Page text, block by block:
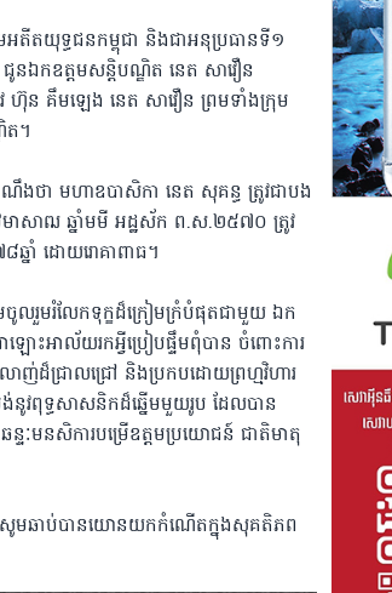
តីតយុទ្ធជនកម្ពុជា និងជាអនុប្រធានទី១
ជូនឯកឧត្តមសន្តិបណ្ឌិត នេត សាវឿន
វ ហ៊ុន គឹមឡេង នេត សាវឿន ព្រមទាំងក្រុម
ត។
ងថា មហាឧបាសិកា នេត សុគន្ធ ត្រូវជាបង
ាសាឍ ឆ្នាំមមី អដ្ឋស័ក ព.ស.២៥៧០ ត្រូវ
ឆ្នាំ ដោយរោគាពាធ។
លរួមរំលែកទុក្ខដ៏ក្រៀមក្រំបំផុតជាមួយ ឯក
ះអាល័យរកអ្វីប្រៀបផ្ទឹមពុំបាន ចំពោះការ
ាញ់ដ៏ជ្រាលជ្រៅ និងប្រកបដោយព្រហ្មវិហារ
វពុទ្ធសាសនិកដ៏ឆ្នើមមួយរូប ដែលបាន
ន្ទៈមនសិការបម្រើឧត្តមប្រយោជន៍ ជាតិមាតុ
សូមឆាប់បានយោនយកកំណើតក្នុងសុគតិភព